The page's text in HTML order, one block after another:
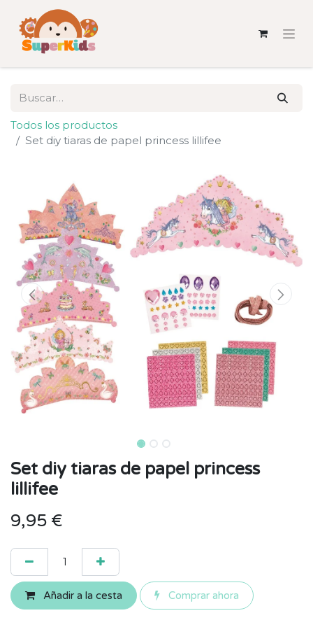
Todos los productos
Set diy tiaras de papel princess lillifee
Set diy tiaras de papel princess
lillifee
9,95 €
Añadir a la cesta Comprar ahora